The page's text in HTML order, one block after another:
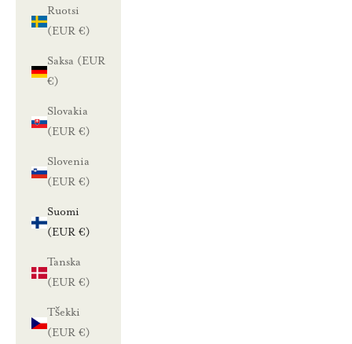
Ruotsi
(EUR €)
Saksa (EUR
€)
Slovakia
(EUR €)
Slovenia
(EUR €)
Suomi
(EUR €)
Tanska
(EUR €)
Tšekki
(EUR €)